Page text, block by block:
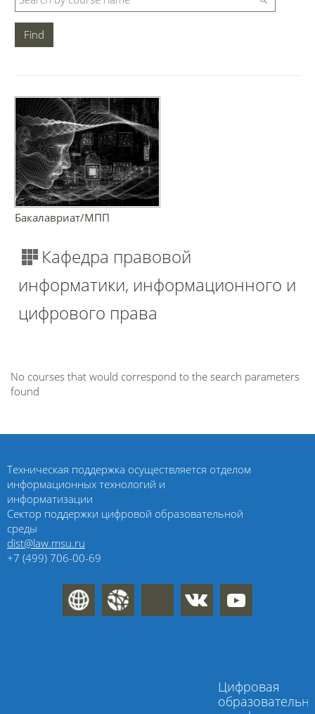
Бакалавриат/МПП
Кафедра правовой
информатики, информационного и
цифрового права
No courses that would correspond to the search parameters
found
Техническая поддержка осуществляется отделом
информационных технологий и
информатизации
Сектор поддержки цифровой образовательной
среды
dist@law.msu.ru
+7 (499) 706-00-69
Цифровая